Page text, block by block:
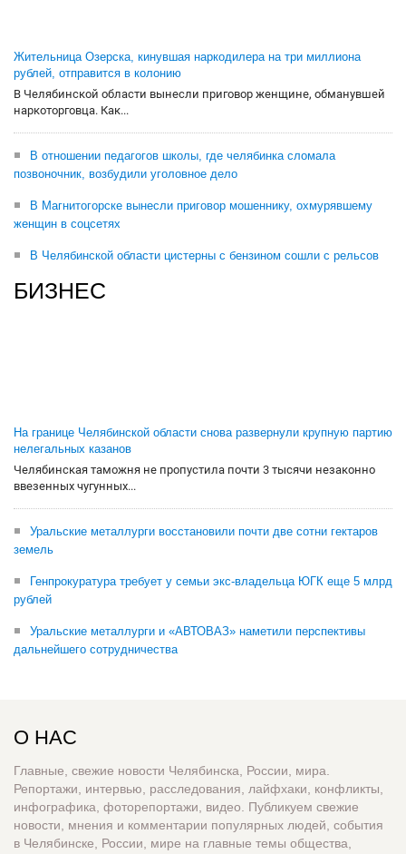
Жительница Озерска, кинувшая наркодилера на три миллиона
рублей, отправится в колонию
В Челябинской области вынесли приговор женщине, обманувшей
наркоторговца. Как...
В отношении педагогов школы, где челябинка сломала
позвоночник, возбудили уголовное дело
В Магнитогорске вынесли приговор мошеннику, охмурявшему
женщин в соцсетях
В Челябинской области цистерны с бензином сошли с рельсов
БИЗНЕС
На границе Челябинской области снова развернули крупную партию
нелегальных казанов
Челябинская таможня не пропустила почти 3 тысячи незаконно
ввезенных чугунных...
Уральские металлурги восстановили почти две сотни гектаров
земель
Генпрокуратура требует у семьи экс-владельца ЮГК еще 5 млрд
рублей
Уральские металлурги и «АВТОВАЗ» наметили перспективы
дальнейшего сотрудничества
О НАС
Главные, свежие новости Челябинска, России, мира.
Репортажи, интервью, расследования, лайфхаки, конфликты,
инфографика, фоторепортажи, видео. Публикуем свежие
новости, мнения и комментарии популярных людей, события
в Челябинске, России, мире на главные темы общества,